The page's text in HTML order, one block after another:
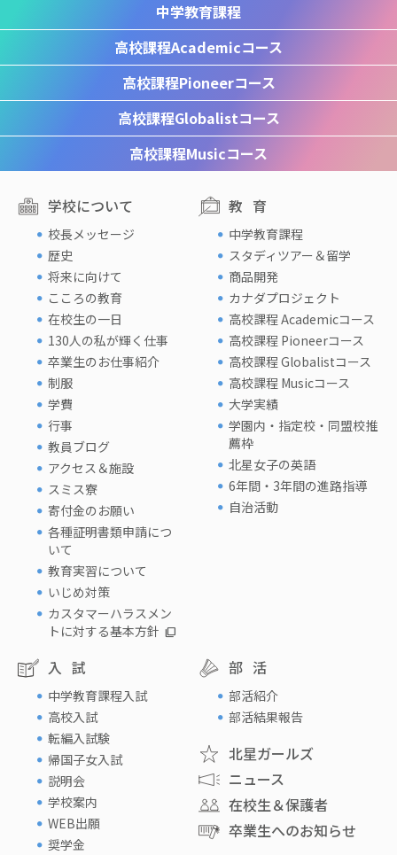
中学教育課程
高校課程Academicコース
高校課程Pioneerコース
高校課程Globalistコース
高校課程Musicコース
学校について
校長メッセージ
歴史
将来に向けて
こころの教育
在校生の一日
130人の私が輝く仕事
卒業生のお仕事紹介
制服
学費
行事
教員ブログ
アクセス＆施設
スミス寮
寄付金のお願い
各種証明書類申請につ
いて
教育実習について
いじめ対策
カスタマーハラスメン
トに対する基本方針
教育
中学教育課程
スタディツアー＆留学
商品開発
カナダプロジェクト
高校課程 Academicコース
高校課程 Pioneerコース
高校課程 Globalistコース
高校課程 Musicコース
大学実績
学園内・指定校・同盟校推
薦枠
北星女子の英語
6年間・3年間の進路指導
自治活動
入試
中学教育課程入試
高校入試
転編入試験
帰国子女入試
説明会
学校案内
WEB出願
奨学金
部活
部活紹介
部活結果報告
北星ガールズ
ニュース
在校生＆保護者
卒業生へのお知らせ